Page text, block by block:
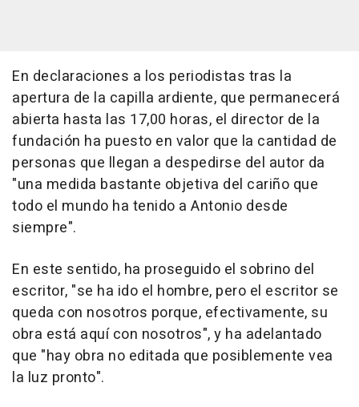
En declaraciones a los periodistas tras la
apertura de la capilla ardiente, que permanecerá
abierta hasta las 17,00 horas, el director de la
fundación ha puesto en valor que la cantidad de
personas que llegan a despedirse del autor da
"una medida bastante objetiva del cariño que
todo el mundo ha tenido a Antonio desde
siempre".
En este sentido, ha proseguido el sobrino del
escritor, "se ha ido el hombre, pero el escritor se
queda con nosotros porque, efectivamente, su
obra está aquí con nosotros", y ha adelantado
que "hay obra no editada que posiblemente vea
la luz pronto".